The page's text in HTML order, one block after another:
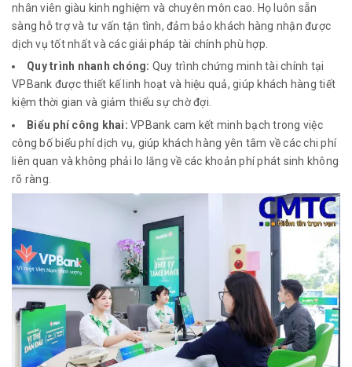
nhân viên giàu kinh nghiệm và chuyên môn cao. Họ luôn sẵn
sàng hỗ trợ và tư vấn tận tình, đảm bảo khách hàng nhận được
dịch vụ tốt nhất và các giải pháp tài chính phù hợp.
Quy trình nhanh chóng: Quy trình chứng minh tài chính tại
VPBank được thiết kế linh hoạt và hiệu quả, giúp khách hàng tiết
kiệm thời gian và giảm thiểu sự chờ đợi.
Biểu phí công khai: VPBank cam kết minh bạch trong việc
công bố biểu phí dịch vụ, giúp khách hàng yên tâm về các chi phí
liên quan và không phải lo lắng về các khoản phí phát sinh không
rõ ràng.